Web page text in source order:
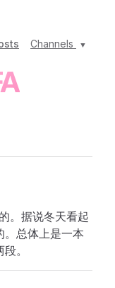
Channels
。据说冬天看起
。总体上是一本
。